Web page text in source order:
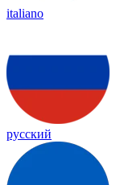
italiano
русский